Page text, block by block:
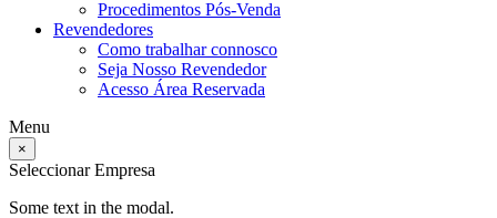
Procedimentos Pós-Venda
Revendedores
Como trabalhar connosco
Seja Nosso Revendedor
Acesso Área Reservada
Menu
×
Seleccionar Empresa
Some text in the modal.